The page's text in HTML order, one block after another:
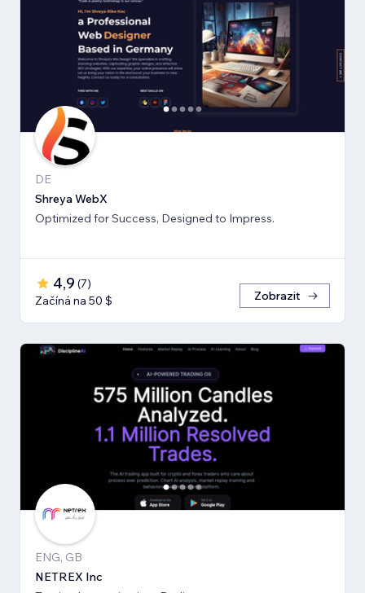
DE
Shreya WebX
Optimized for Success, Designed to Impress.
4,9 (7)
Začíná na 50 $
Zobrazit
ENG, GB
NETREX Inc